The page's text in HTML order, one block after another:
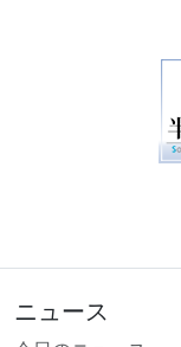
ニュース